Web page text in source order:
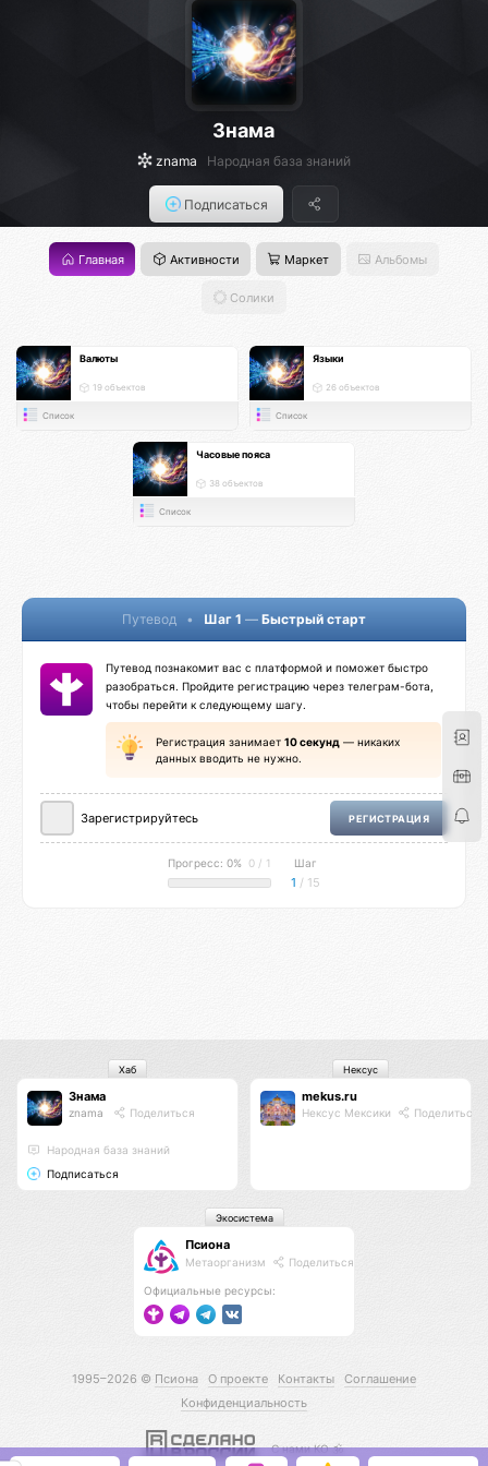
Знама
znama Народная база знаний
Подписаться
Главная Активности Маркет Альбомы
Солики
Валюты
19 объектов
Список
Языки
26 объектов
Список
Часовые пояса
38 объектов
Список
Путевод • Шаг 1 — Быстрый старт
Путевод познакомит вас с платформой и поможет быстро
разобраться. Пройдите регистрацию через телеграм-бота,
чтобы перейти к следующему шагу.
Регистрация занимает 10 секунд — никаких
данных вводить не нужно.
Зарегистрируйтесь РЕГИСТРАЦИЯ
Прогресс: 0% 0 / 1 Шаг
1 / 15
Знама
znama Поделиться
Народная база знаний
Подписаться
Хаб
mekus.ru
Нексус Мексики Поделиться
Нексус
Псиона
Метаорганизм Поделиться
Официальные ресурсы:
Экосистема
1995–2026 © Псиона О проекте Контакты
Соглашение
Конфиденциальность
С нами КО 🕉️